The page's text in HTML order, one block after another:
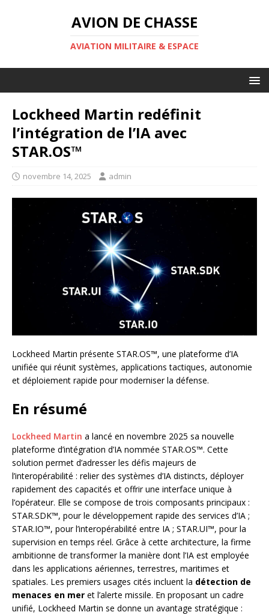
AVION DE CHASSE
AVIATION MILITAIRE & ESPACE
Lockheed Martin redéfinit
l’intégration de l’IA avec
STAR.OS™
novembre 14, 2025 admin
Lockheed Martin présente STAR.OS™, une plateforme d’IA
unifiée qui réunit systèmes, applications tactiques, autonomie
et déploiement rapide pour moderniser la défense.
En résumé
Lockheed Martin a lancé en novembre 2025 sa nouvelle
plateforme d’intégration d’IA nommée STAR.OS™. Cette
solution permet d’adresser les défis majeurs de
l’interopérabilité : relier des systèmes d’IA distincts, déployer
rapidement des capacités et offrir une interface unique à
l’opérateur. Elle se compose de trois composants principaux :
STAR.SDK™, pour le développement rapide des services d’IA ;
STAR.IO™, pour l’interopérabilité entre IA ; STAR.UI™, pour la
supervision en temps réel. Grâce à cette architecture, la firme
ambitionne de transformer la manière dont l’IA est employée
dans les applications aériennes, terrestres, maritimes et
spatiales. Les premiers usages cités incluent la détection de
menaces en mer et l’alerte missile. En proposant un cadre
unifié, Lockheed Martin se donne un avantage stratégique :